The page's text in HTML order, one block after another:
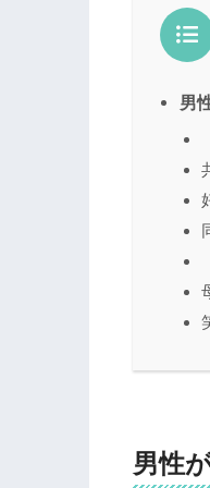
男
男性